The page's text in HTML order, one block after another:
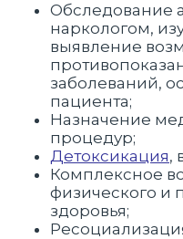
Обследование
наркологом,
выявление
заболеваний,
пациента;
Назначение
процедур;
Детоксикация,
Комплексное
физического и
здоровья;